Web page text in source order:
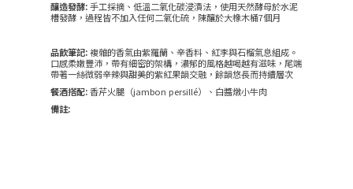
釀造發酵:手工採摘、低溫二氧化碳浸漬法，使用天然酵母於水泥
槽發酵，過程皆不加入任何二氧化硫，陳釀於大橡木桶7個月
品飲筆記:複雜的香氣由紫羅蘭、辛香料、紅李與石榴氣息組成。
口感柔嫩豐沛，帶有細密的架構，濃郁的風格越喝越有滋味，尾端
帶著一絲微弱辛辣與甜美的紫紅果韻交融，餘韻悠長而持續層次
餐酒搭配:香芹火腿（jambon persillé）、白醬燉小牛肉
備註: